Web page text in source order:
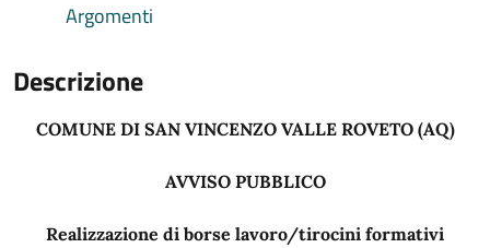
Argomenti
Descrizione
COMUNE DI SAN VINCENZO VALLE ROVETO (AQ)
AVVISO PUBBLICO
Realizzazione di borse lavoro/tirocini formativi